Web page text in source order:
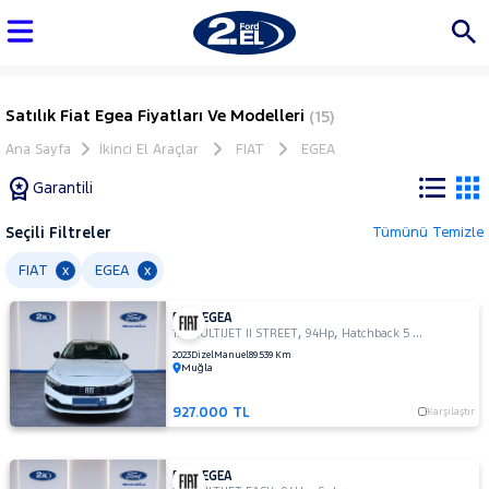
Satılık Fiat Egea Fiyatları Ve Modelleri (15)
Ana Sayfa İkinci El Araçlar FIAT EGEA
Garantili
Tüm
Araçlar
AUDI
BMC
BMW
BYD
Seçili Filtreler Tümünü Temizle
FIAT x EGEA x
FIAT EGEA
1.3 MULTIJET II STREET,94Hp, Hatchback 5 Kapı
2023DizelManuel89.539 Km
Muğla
927.000 TL Karşılaştır
FIAT EGEA